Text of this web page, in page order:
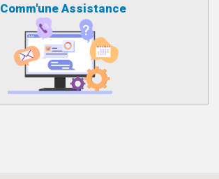
Comm'une Assistance